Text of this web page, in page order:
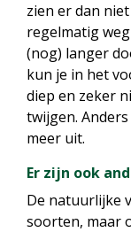
zien er dan
regelmatig
(nog) langer
kun je in het
diep en zeker
twijgen.
meer uit.
Er zijn ook
De natuurlijke
soorten, maar